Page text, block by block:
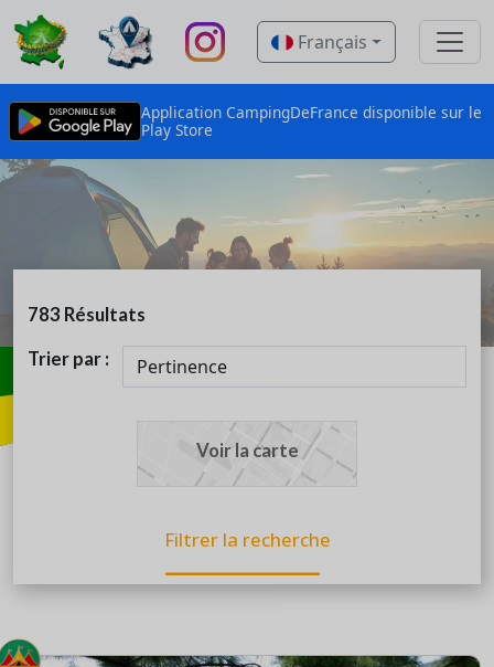
Français
Application CampingDeFrance disponible sur le
Play Store
783 Résultats
Trier par :
Voir la carte
Filtrer la recherche